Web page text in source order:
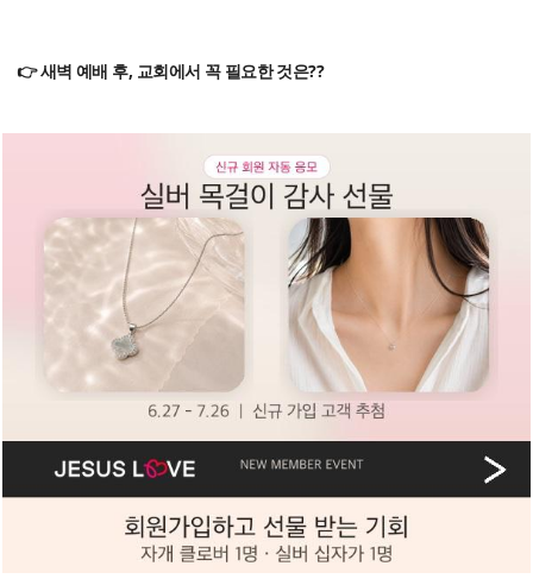
👉 새벽 예배 후, 교회에서 꼭 필요한 것은??